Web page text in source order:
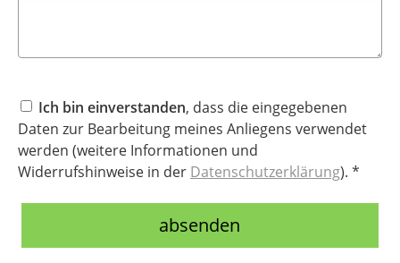
Ich bin einverstanden, dass die eingegebenen
Daten zur Bearbeitung meines Anliegens verwendet
werden (weitere Informationen und
Widerrufshinweise in der Datenschutzerklärung). *
absenden